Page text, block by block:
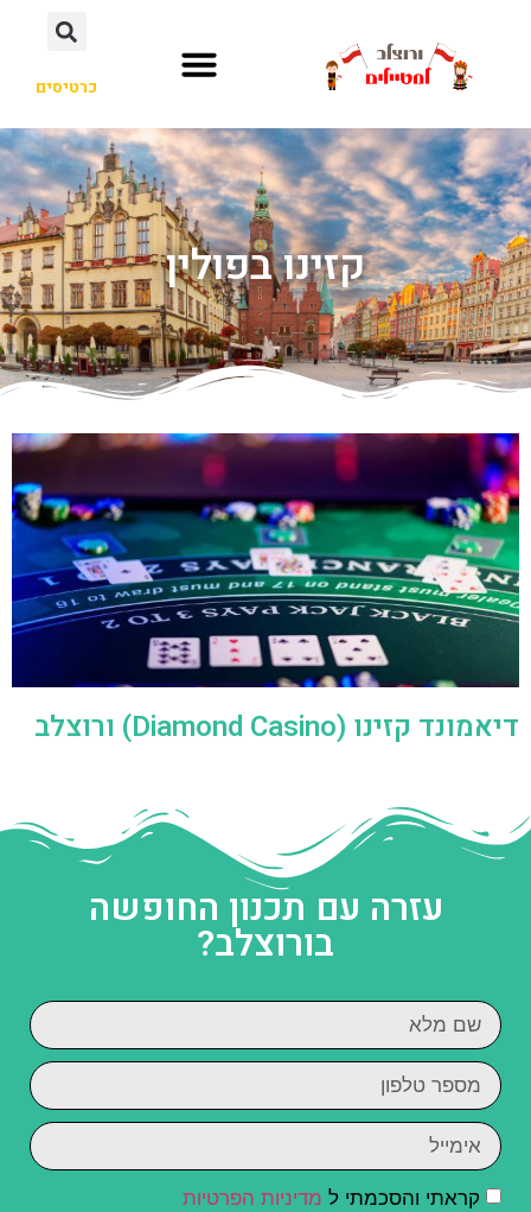
כרטיסים
קזינו בפולין
דיאמונד קזינו (Diamond Casino) ורוצלב
עזרה עם תכנון החופשה
בורוצלב?
קראתי והסכמתי ל מדיניות הפרטיות